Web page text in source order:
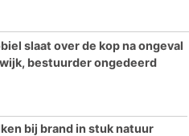
slaat over de kop na ongeval
bestuurder ongedeerd
bij brand in stuk natuur